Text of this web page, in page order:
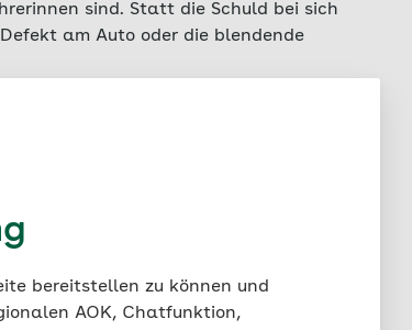
bereitstellen zu können und
AOK, Chatfunktion,
sind. Statt die Schuld bei sich
am Auto oder die blendende
und Justin Kruger, die den Effekt
auf Logik, Grammatik sowie ihren
neigten dazu, ihre
zu betrachten. Die